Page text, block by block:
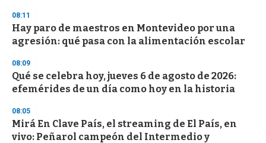
d
s
o
f
3
s
c
n
d
08:11
Hay paro de maestros en Montevideo por una
agresión: qué pasa con la alimentación escolar
08:09
Qué se celebra hoy, jueves 6 de agosto de 2026:
efemérides de un día como hoy en la historia
08:05
Mirá En Clave País, el streaming de El País, en
vivo: Peñarol campeón del Intermedio y